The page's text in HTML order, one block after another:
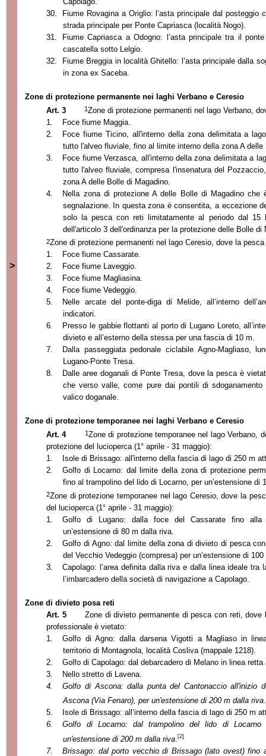
>
30.
Fiume Rovagina a Origlio: l’asta principale dal posteggio
strada principale per Ponte Capriasca (località Nogo).
31.
Fiume Capriasca a Odogno: l’asta principale tra il
cascatella sotto Lelgio.
32.
Fiume Breggia in località Ghitello: l’asta principale dalla
in zona ex Saceba.
Zone di protezione permanente nei laghi Verbano e Ceresio
Art. 3
1Zone di protezione permanenti nel lago Verbano,
1.
Foce fiume Maggia.
2.
Foce fiume Ticino, all'interno della zona delimitata a
tutto l'alveo fluviale, fino al limite interno della zona A delle
3.
Foce fiume Verzasca, all'interno della zona delimitata a
tutto l'alveo fluviale, compresa l'insenatura del
zona A delle Bolle di Magadino.
4.
Nella zona di protezione A delle Bolle di Magadino
segnalazione. In questa zona è consentita, a eccezione
solo la pesca con reti limitatamente al periodo dal 15
dell'articolo 3 dell'ordinanza per la protezione delle Bolle di
2Zone di protezione permanenti nel lago Ceresio, dove la
1.
Foce fiume Cassarate.
2.
Foce fiume Laveggio.
3.
Foce fiume Magliasina.
4.
Foce fiume Vedeggio.
5.
Nelle arcate del ponte-diga di Melide, all’interno
indicatori.
6.
Presso le gabbie flottanti al porto di Lugano Loreto,
divieto e all’esterno della stessa per una fascia di 10 m.
7.
Dalla passeggiata pedonale ciclabile Agno-Magliaso,
Lugano-Ponte Tresa.
8.
Dalle aree doganali di Ponte Tresa, dove la pesca è
che verso valle, come pure dai pontili di
valico doganale.
Zone di protezione temporanee nei laghi Verbano e Ceresio
Art. 4
1 Zone di protezione temporanee nel lago Verbano,
protezione del lucioperca (1° aprile - 31 maggio):
1.
Isole di Brissago: all'interno della fascia di lago di 250 m
2.
Golfo di Locarno: dal limite della zona di protezione
fino al trampolino del lido di Locarno, per un’estensione di
2Zone di protezione temporanee nel lago Ceresio, dove la
del lucioperca (1° aprile - 31 maggio):
1.
Golfo di Lugano: dalla foce del Cassarate fino
un’estensione di 80 m dalla riva.
2.
Golfo di Agno: dal limite della zona di divieto di pesca
del Vecchio Vedeggio (compresa) per un’estensione di
3.
Capolago: l’area definita dalla riva e dalla linea ideale
l’imbarcadero della società di navigazione a Capolago.
Zone di divieto posa reti
Art. 5
Zone di divieto permanente di pesca con reti, dove
professionale è vietato:
1.
Golfo di Agno: dalla darsena Vigotti a Magliaso in
territorio di Montagnola, località Cosliva (mappale 1218).
2.
Golfo di Capolago: dal debarcadero di Melano in linea
3.
Nello stretto di Lavena.
4.
Golfo di Ascona: dalla punta del Cantonaccio all'inizio
Ascona (Via Fenaro), per un'estensione di 200 m dalla riva.
5.
Isole di Brissago: all’interno della fascia di lago di 250 m
6.
Golfo di Locarno: dal trampolino del lido di
un'estensione di 200 m dalla riva. [2]
7.
Brissago: dal porto vecchio di Brissago (lato ovest) fino